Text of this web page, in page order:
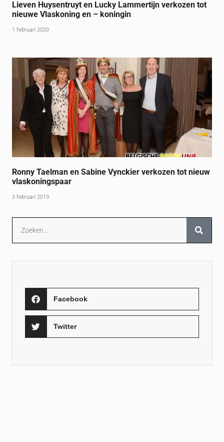
Lieven Huysentruyt en Lucky Lammertijn verkozen tot
nieuwe Vlaskoning en – koningin
1 februari 2020
Ronny Taelman en Sabine Vynckier verkozen tot nieuw
vlaskoningspaar
3 februari 2019
Facebook
Twitter